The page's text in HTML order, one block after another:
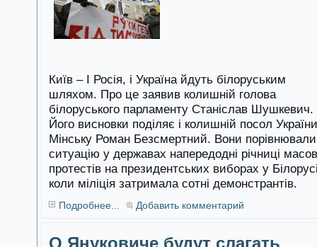
Київ – І Росія, і Україна йдуть білоруським
шляхом. Про це заявив колишній голова
білоруського парламенту Станіслав Шушкевич.
Його висновки поділяє і колишній посол
Мінську Роман Безсмертний. Вони порівнювали
ситуацію у державах напередодні річниці
протестів на президентських виборах у
коли міліція затримала сотні демонстрантів.
Подробнее... Добавить комментарий
О Януковиче будут слагать